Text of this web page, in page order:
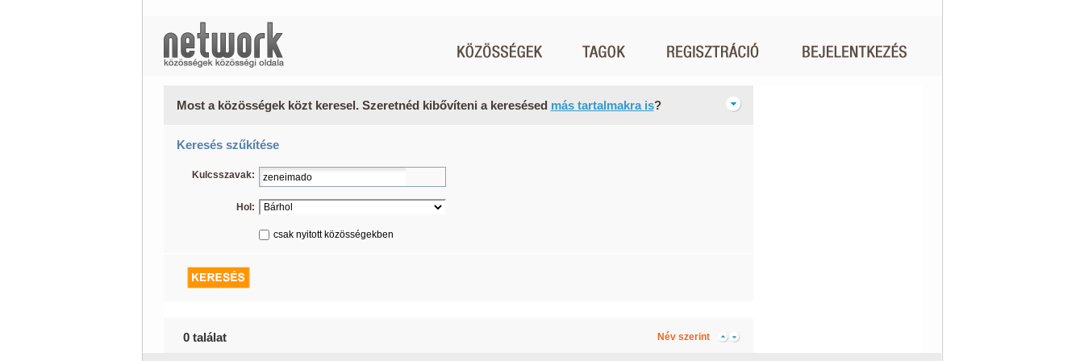
Most a közösségek közt keresel. Szeretnéd kibővíteni a keresésed más tartalmakra is?
Keresés szűkítése
Kulcsszavak:
Hol:
csak nyitott közösségekben
0 találat Név szerint